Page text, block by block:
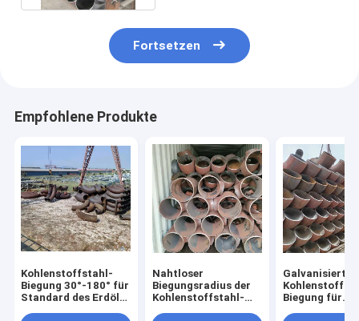
Fortsetzen
Empfohlene Produkte
Kohlenstoffstahl-
Biegung 30°-180° für
Standard des Erdöl-
Nahtloser
Biegungsradius der
Kohlenstoffstahl-
Galvanisierte
Biegung für